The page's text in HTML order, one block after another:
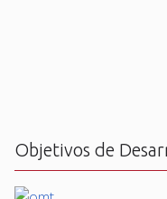
Objetivos de